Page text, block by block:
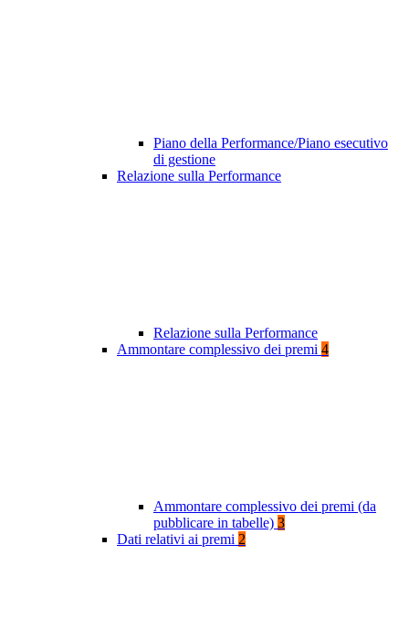
Piano della Performance/Piano esecutivo
di gestione
Relazione sulla Performance
Relazione sulla Performance
Ammontare complessivo dei premi 4
Ammontare complessivo dei premi (da
pubblicare in tabelle) 3
Dati relativi ai premi 2